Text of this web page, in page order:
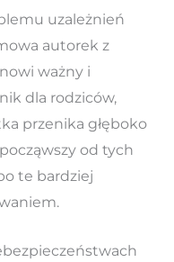
uzależnień
autorek z
ważny i
dla rodziców,
przenika głęboko
od tych
te bardziej